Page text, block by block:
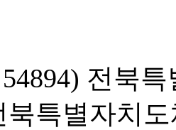
전북
북특별자치